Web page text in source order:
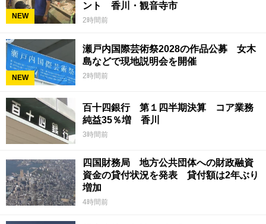
NEW
ント 香川・観音寺市
2時間前
NEW
瀬戸内国際芸術祭2028の作品公募 女木
島などで現地説明会を開催
2時間前
百十四銀行 第１四半期決算 コア業務
純益35％増 香川
3時間前
四国財務局 地方公共団体への財政融資
資金の貸付状況を発表 貸付額は2年ぶり
増加
4時間前